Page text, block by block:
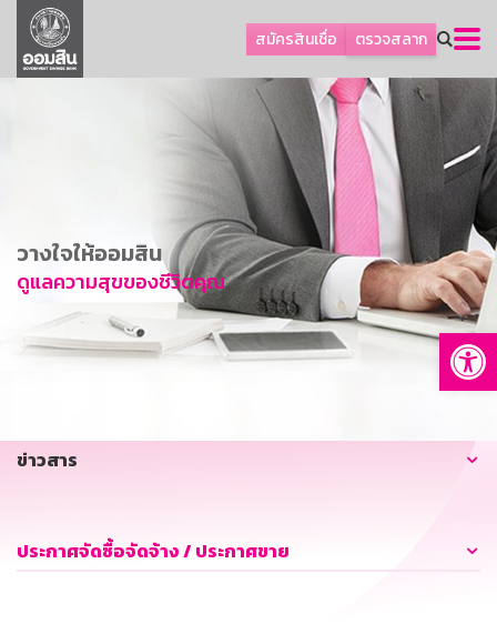
สมัครสินเชื่อ ตรวจสลาก
ลูกค้าธุรกิจ
ลูกค้าผู้ประกอบรายย่อย
การพัฒนาที่ยั่งยืน
ข่าวสาร
บริการทางการเงิน
อื่นๆ
วางใจให้ออมสิน
ดูแลความสุขของชีวิตคุณ
ข่าวสาร
ประกาศจัดซื้อจัดจ้าง / ประกาศขาย